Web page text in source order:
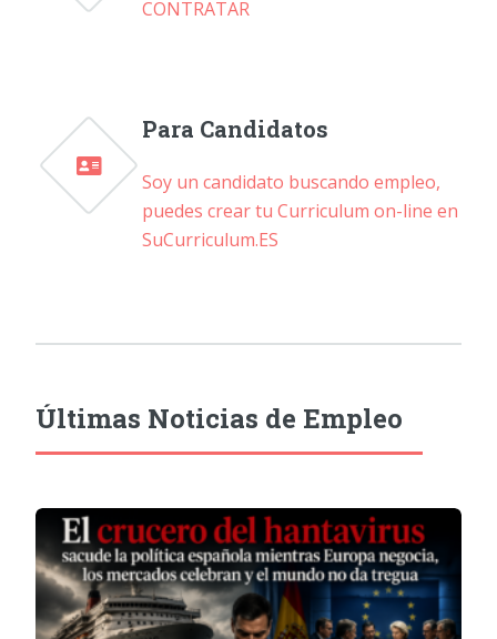
CONTRATAR
Para Candidatos
Soy un candidato buscando empleo,
puedes crear tu Curriculum on-line en
SuCurriculum.ES
Últimas Noticias de Empleo